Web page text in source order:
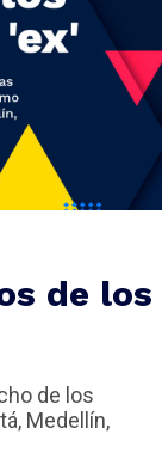
de los
de los
Medellín,